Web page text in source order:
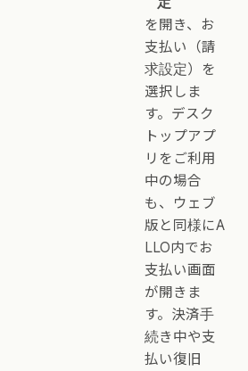
を開き、お
支払い（請
求設定）を
選択しま
す。デスク
トップアプ
リをご利用
中の場合
も、ウェブ
版と同様にA
LLO内でお
支払い画面
が開きま
す。決済手
続き中や支
払い復旧